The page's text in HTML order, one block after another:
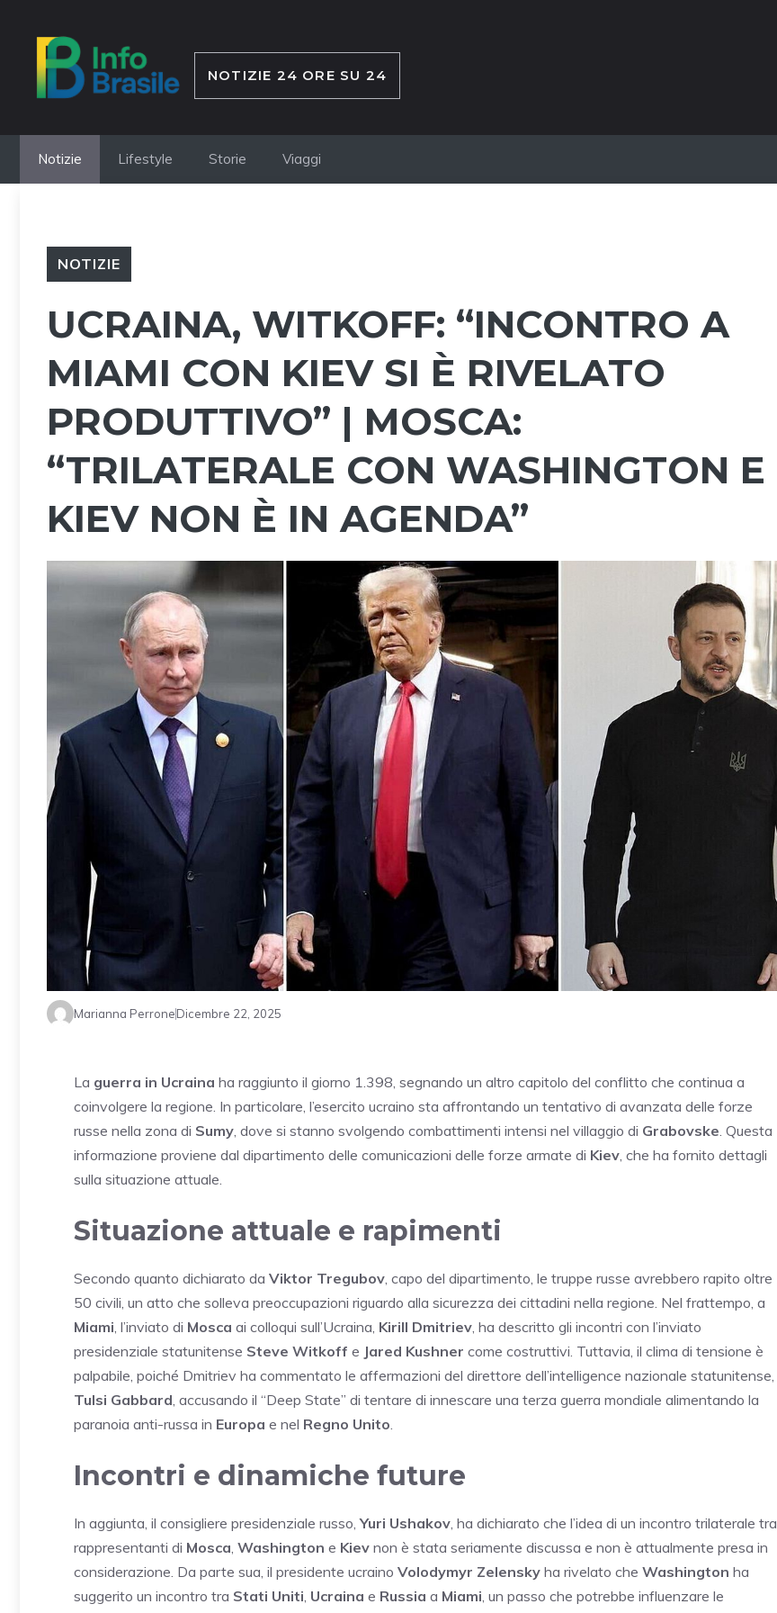
contenuto
NOTIZIE 24 ORE SU 24
Notizie Lifestyle Storie Viaggi
NOTIZIE
UCRAINA, WITKOFF: “INCONTRO A
MIAMI CON KIEV SI È RIVELATO
PRODUTTIVO” | MOSCA:
“TRILATERALE CON WASHINGTON E
KIEV NON È IN AGENDA”
Marianna PerroneDicembre 22, 2025
La guerra in Ucraina ha raggiunto il giorno 1.398, segnando un altro capitolo del conflitto che continua a
coinvolgere la regione. In particolare, l’esercito ucraino sta affrontando un tentativo di avanzata delle forze
russe nella zona di Sumy, dove si stanno svolgendo combattimenti intensi nel villaggio di Grabovske. Questa
informazione proviene dal dipartimento delle comunicazioni delle forze armate di Kiev, che ha fornito dettagli
sulla situazione attuale.
Situazione attuale e rapimenti
Secondo quanto dichiarato da Viktor Tregubov, capo del dipartimento, le truppe russe avrebbero rapito oltre
50 civili, un atto che solleva preoccupazioni riguardo alla sicurezza dei cittadini nella regione. Nel frattempo, a
Miami, l’inviato di Mosca ai colloqui sull’Ucraina, Kirill Dmitriev, ha descritto gli incontri con l’inviato
presidenziale statunitense Steve Witkoff e Jared Kushner come costruttivi. Tuttavia, il clima di tensione è
palpabile, poiché Dmitriev ha commentato le affermazioni del direttore dell’intelligence nazionale statunitense,
Tulsi Gabbard, accusando il “Deep State” di tentare di innescare una terza guerra mondiale alimentando la
paranoia anti-russa in Europa e nel Regno Unito.
Incontri e dinamiche future
In aggiunta, il consigliere presidenziale russo,Yuri Ushakov, ha dichiarato che l’idea di un incontro trilaterale tra
rappresentanti di Mosca, Washington e Kiev non è stata seriamente discussa e non è attualmente presa in
considerazione. Da parte sua, il presidente ucraino Volodymyr Zelensky ha rivelato che Washington ha
suggerito un incontro tra Stati Uniti, Ucraina e Russia a Miami, un passo che potrebbe influenzare le